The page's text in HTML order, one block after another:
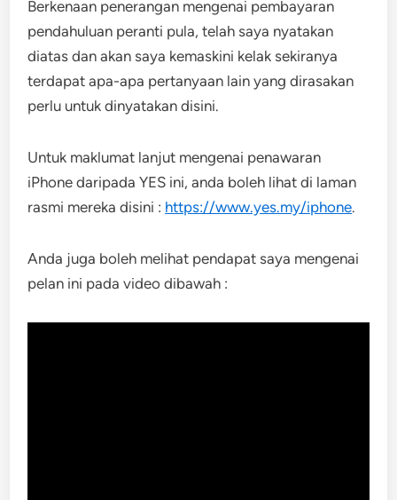
Berkenaan penerangan mengenai pembayaran
pendahuluan peranti pula, telah saya nyatakan
diatas dan akan saya kemaskini kelak sekiranya
terdapat apa-apa pertanyaan lain yang dirasakan
perlu untuk dinyatakan disini.
Untuk maklumat lanjut mengenai penawaran
iPhone daripada YES ini, anda boleh lihat di laman
rasmi mereka disini : https://www.yes.my/iphone.
Anda juga boleh melihat pendapat saya mengenai
pelan ini pada video dibawah :